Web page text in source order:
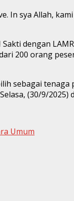
In sya Allah,
dengan
200 orang
sebagai
(30/9/2025)
Umum